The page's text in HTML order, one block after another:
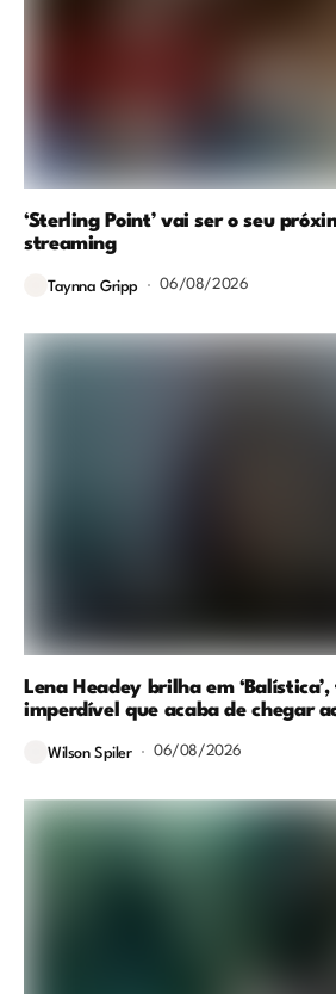
‘Sterling Point’ vai ser o seu
streaming
Taynna Gripp 06/08/2026
Lena Headey brilha em
imperdível que acaba de chegar
Wilson Spiler 06/08/2026